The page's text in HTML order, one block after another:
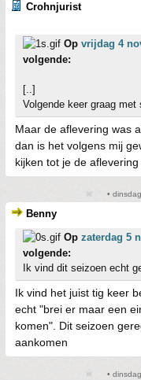
Crohnjurist
Op vrijdag 4
volgende:
[..]
Volgende keer graag
Maar de aflevering was
dan is het volgens mij
kijken tot je de aflevering
•
Benny
Op zaterdag 5
volgende:
Ik vind dit seizoen echt
Ik vind het juist tig keer
echt "brei er maar een
komen". Dit seizoen
aankomen
•